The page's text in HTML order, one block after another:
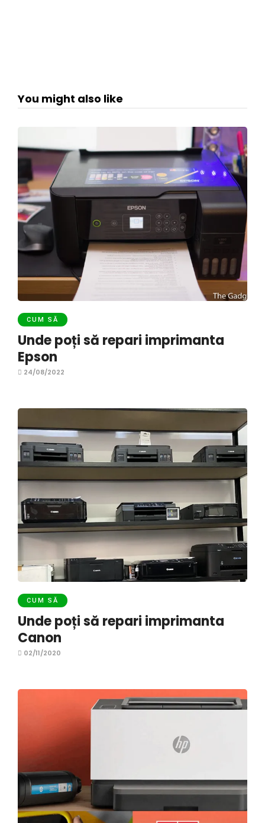
You might also like
CUM SĂ
Unde poți să repari imprimanta
Epson
24/08/2022
CUM SĂ
Unde poți să repari imprimanta
Canon
02/11/2020